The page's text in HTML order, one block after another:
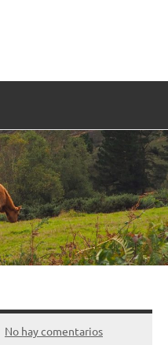
No hay comentarios